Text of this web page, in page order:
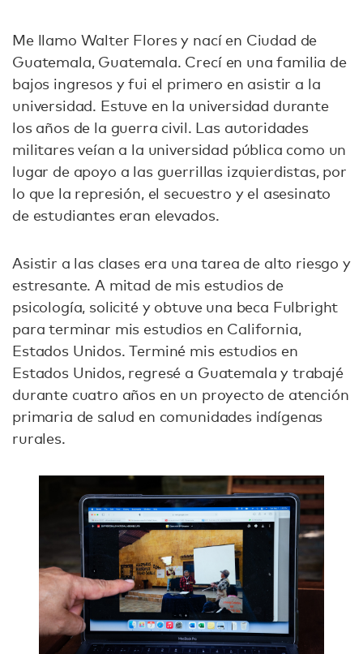
Me llamo Walter Flores y nací en Ciudad de
Guatemala, Guatemala. Crecí en una familia de
bajos ingresos y fui el primero en asistir a la
universidad. Estuve en la universidad durante
los años de la guerra civil. Las autoridades
militares veían a la universidad pública como un
lugar de apoyo a las guerrillas izquierdistas, por
lo que la represión, el secuestro y el asesinato
de estudiantes eran elevados.
Asistir a las clases era una tarea de alto riesgo y
estresante. A mitad de mis estudios de
psicología, solicité y obtuve una beca Fulbright
para terminar mis estudios en California,
Estados Unidos. Terminé mis estudios en
Estados Unidos, regresé a Guatemala y trabajé
durante cuatro años en un proyecto de atención
primaria de salud en comunidades indígenas
rurales.